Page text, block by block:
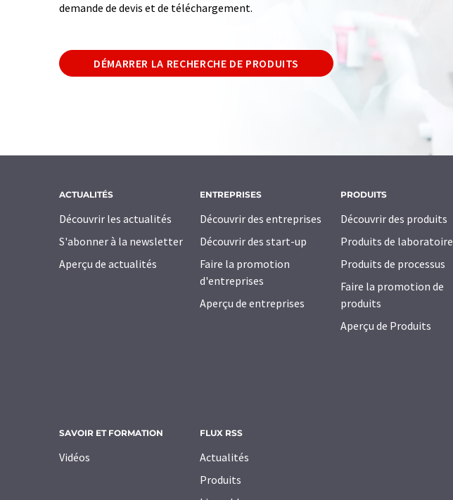
demande de devis et de téléchargement.
DÉMARRER LA RECHERCHE DE PRODUITS
ACTUALITÉS
Découvrir les actualités
S'abonner à la newsletter
Aperçu de actualités
ENTREPRISES
Découvrir des entreprises
Découvrir des start-up
Faire la promotion
d'entreprises
Aperçu de entreprises
PRODUITS
Découvrir des produits
Produits de laboratoire
Produits de processus
Faire la promotion de
produits
Aperçu de Produits
SAVOIR ET FORMATION
Vidéos
FLUX RSS
Actualités
Produits